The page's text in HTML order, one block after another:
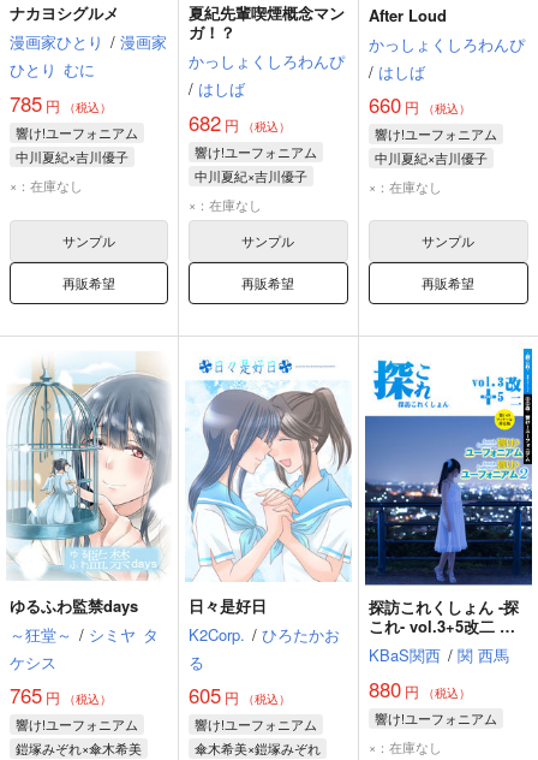
ナカヨシグルメ
漫画家ひとり / 漫画家
ひとり むに
785 円 （税込）
響け!ユーフォニアム
中川夏紀×吉川優子
中川夏紀
×：在庫なし
サンプル
再販希望
夏紀先輩喫煙概念マン
ガ！？
かっしょくしろわんぴ
/ はしば
682 円 （税込）
響け!ユーフォニアム
中川夏紀×吉川優子
中川夏紀
×：在庫なし
サンプル
再販希望
After Loud
かっしょくしろわんぴ
/ はしば
660円 （税込）
響け!ユーフォニアム
中川夏紀×吉川優子
中川夏紀
×：在庫なし
サンプル
再販希望
ゆるふわ監禁days
～狂堂～ / シミヤ タ
ケシス
765 円 （税込）
響け!ユーフォニアム
鎧塚みぞれ×傘木希美
日々是好日
K2Corp. / ひろたかお
る
605 円 （税込）
響け!ユーフォニアム
傘木希美×鎧塚みぞれ
探訪これくしょん -探
これ- vol.3+5改二 響
け！ユーフォニアム
誓いのフィナーレ対応
版
KBaS関西 / 関 西馬
880円 （税込）
響け!ユーフォニアム
×：在庫なし